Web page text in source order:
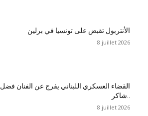
الأنتربول تقبض على تونسيا في برلين
8 juillet 2026
القضاء العسكري اللبناني يفرج عن الفنان فضل
شاكر..
8 juillet 2026